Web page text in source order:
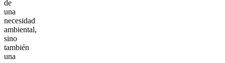
de
una
necesidad
ambiental,
sino
también
una